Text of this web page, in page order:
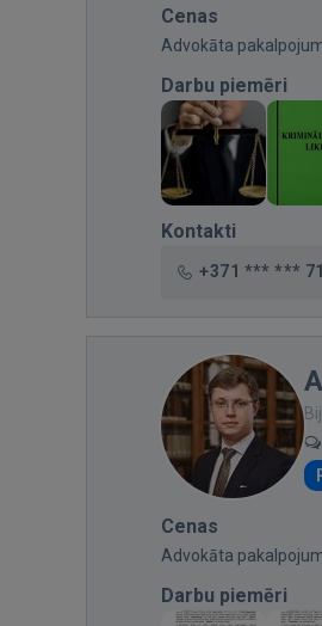
Cenas
Advokāta
Darbu piemēri
Kontakti
+371 *** *** 71
Cenas
Advokāta
Darbu piemēri